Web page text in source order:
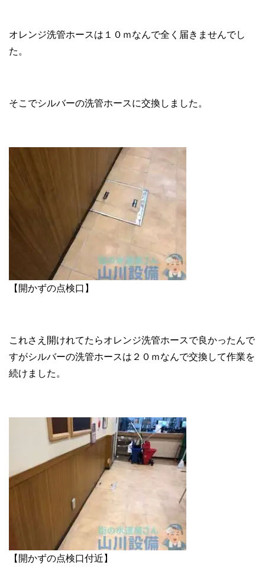
オレンジ洗管ホースは１０ｍなんで全く届きませんでし
た。
そこでシルバーの洗管ホースに交換しました。
【開かずの点検口】
これさえ開けれてたらオレンジ洗管ホースで良かったんで
すがシルバーの洗管ホースは２０ｍなんで交換して作業を
続けました。
【開かずの点検口付近】